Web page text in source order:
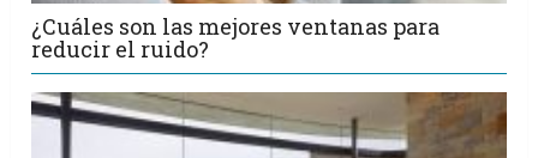
¿Cuáles son las mejores ventanas para
reducir el ruido?